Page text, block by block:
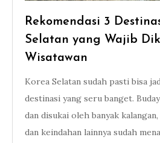
Rekomendasi 3
Selatan yang Wajib
Wisatawan
Korea Selatan sudah pasti bisa
destinasi yang seru banget.
dan disukai oleh banyak
dan keindahan lainnya sudah